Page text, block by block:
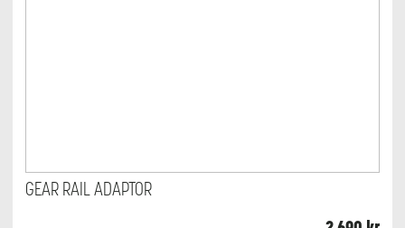
GEAR RAIL ADAPTOR